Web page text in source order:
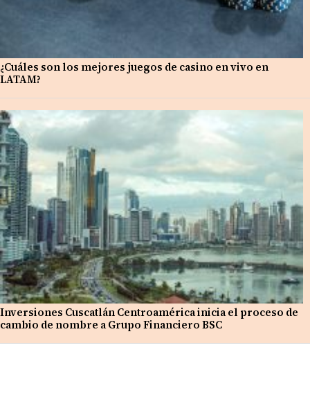
¿Cuáles son los mejores juegos de casino en vivo en
LATAM?
Inversiones Cuscatlán Centroamérica inicia el proceso de
cambio de nombre a Grupo Financiero BSC